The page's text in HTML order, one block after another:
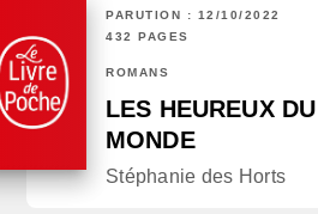
PARUTION : 12/10/2022
432 PAGES
ROMANS
LES HEUREUX DU
MONDE
Stéphanie des Horts